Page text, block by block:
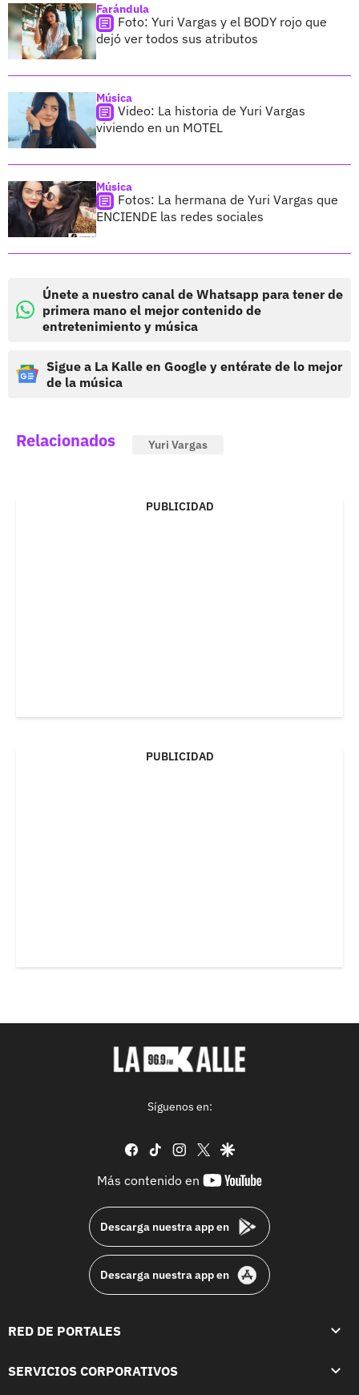
Farándula
Foto: Yuri Vargas y el BODY rojo que
dejó ver todos sus atributos
Música
Video: La historia de Yuri Vargas
viviendo en un MOTEL
Música
Fotos: La hermana de Yuri Vargas que
ENCIENDE las redes sociales
Únete a nuestro canal de Whatsapp para tener de
primera mano el mejor contenido de
entretenimiento y música
Sigue a La Kalle en Google y entérate de lo mejor
de la música
Relacionados Yuri Vargas
PUBLICIDAD
PUBLICIDAD
Síguenos en:
facebook
tiktok instagram
twittergoogle
Más contenido en
youtube-
Descarga nuestra app en
Descarga nuestra app en
RED DE PORTALES
SERVICIOS CORPORATIVOS